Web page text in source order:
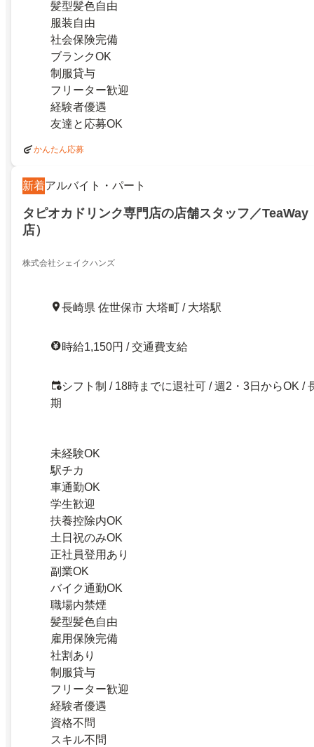
髪型髪色自由
服装自由
社会保険完備
ブランクOK
制服貸与
フリーター歓迎
経験者優遇
友達と応募OK
かんたん応募
新着アルバイト・パート
タピオカドリンク専門店の店舗スタッフ／TeaWay
店）
株式会社シェイクハンズ
長崎県 佐世保市 大塔町 / 大塔駅
時給1,150円 / 交通費支給
シフト制 / 18時までに退社可 / 週2・3日からOK /
期
未経験OK
駅チカ
車通勤OK
学生歓迎
扶養控除内OK
土日祝のみOK
正社員登用あり
副業OK
バイク通勤OK
職場内禁煙
髪型髪色自由
雇用保険完備
社割あり
制服貸与
フリーター歓迎
経験者優遇
資格不問
スキル不問